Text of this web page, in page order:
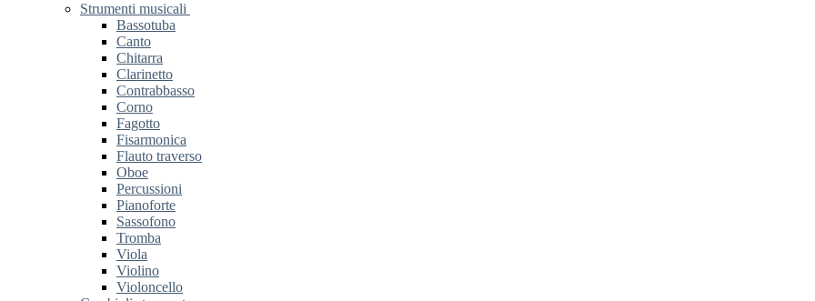
Strumenti musicali
Bassotuba
Canto
Chitarra
Clarinetto
Contrabbasso
Corno
Fagotto
Fisarmonica
Flauto traverso
Oboe
Percussioni
Pianoforte
Sassofono
Tromba
Viola
Violino
Violoncello